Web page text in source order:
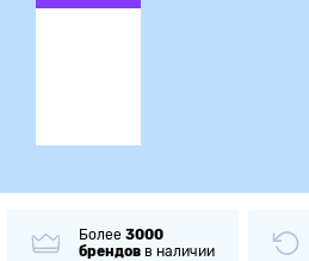
Более 3000
брендов в наличии